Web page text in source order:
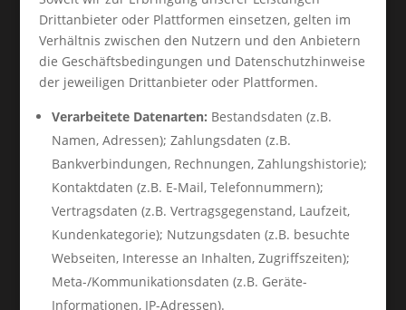
Drittanbieter oder Plattformen einsetzen, gelten im
Verhältnis zwischen den Nutzern und den Anbietern
die Geschäftsbedingungen und Datenschutzhinweise
der jeweiligen Drittanbieter oder Plattformen.
Verarbeitete Datenarten: Bestandsdaten (z.B.
Namen, Adressen); Zahlungsdaten (z.B.
Bankverbindungen, Rechnungen, Zahlungshistorie);
Kontaktdaten (z.B. E-Mail, Telefonnummern);
Vertragsdaten (z.B. Vertragsgegenstand, Laufzeit,
Kundenkategorie); Nutzungsdaten (z.B. besuchte
Webseiten, Interesse an Inhalten, Zugriffszeiten);
Meta-/Kommunikationsdaten (z.B. Geräte-
Informationen, IP-Adressen).